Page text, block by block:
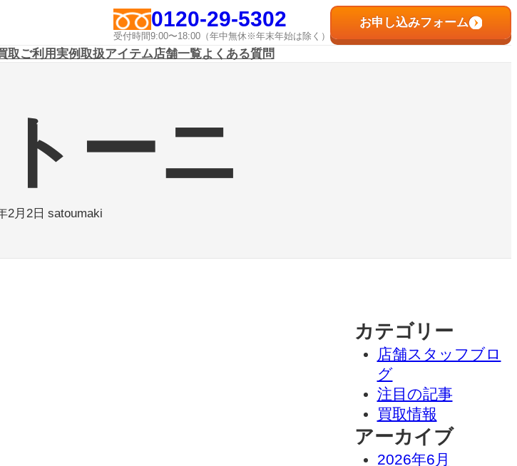
0120-29-5302
受付時間9:00〜18:00（年中無休※年末年始は除く）
お申し込みフォーム
取ご利用実例取扱アイテム店舗一覧よくある質問
ーニ
2月2日 satoumaki
カテゴリー
店舗スタッフブロ
グ
注目の記事
買取情報
アーカイブ
2026年6月